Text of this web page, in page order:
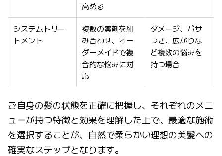
高める
システムトリー
トメント
複数の薬剤を組
み合わせ、オー
ダーメイドで複
合的な悩みに対
応
ダメージ、パサ
つき、広がりな
ど複数の悩みを
持つ場合
ご自身の髪の状態を正確に把握し、それぞれのメニ
ューが持つ特徴と効果を理解した上で、最適な施術
を選択することが、自然で柔らかい理想の美髪への
確実なステップとなります。